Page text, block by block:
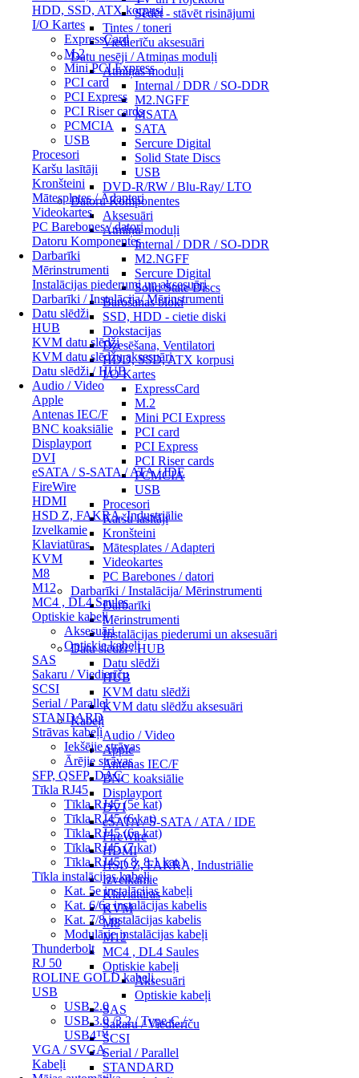
HDD, SSD, ATX korpusi
I/O Kartes
ExpressCard
M.2
Mini PCI Express
PCI card
PCI Express
PCI Riser cards
PCMCIA
USB
Procesori
Karšu lasītāji
Kronšteini
Mātesplates / Adapteri
Videokartes
PC Barebones / datori
Datoru Komponentes
Darbarīki
Mērinstrumenti
Instalācijas piederumi un aksesuāri
Darbarīki / Instalācija/ Mērinstrumenti
Datu slēdži
HUB
KVM datu slēdži
KVM datu slēdžu aksesuāri
Datu slēdži / HUB
Audio / Video
Apple
Antenas IEC/F
BNC koaksiālie
Displayport
DVI
eSATA / S-SATA / ATA / IDE
FireWire
HDMI
HSD Z, FAKRA, Industriālie
Izvelkamie
Klaviatūras
KVM
M8
M12
MC4 , DL4 Saules
Optiskie kabeļi
Aksesuāri
Optiskie kabeļi
SAS
Sakaru / Viedierīču
SCSI
Serial / Parallel
STANDARD
Strāvas kabeļi
Iekšējie strāvas
Ārējie strāvas
SFP, QSFP, DAC
Tīkla RJ45
Tīkla RJ45 (5e kat)
Tīkla RJ45 (6 kat)
Tīkla RJ45 (6a kat)
Tīkla RJ45 (7 kat)
Tīkla RJ45 ( 8, 8.1 kat.)
Tīkla instalācijas kabeļi
Kat. 5e instalācijas kabeļi
Kat. 6/6a instalācijas kabelis
Kat. 7/8 instalācijas kabelis
Modulārie instalācijas kabeļi
Thunderbolt
RJ 50
ROLINE GOLD kabeļi
USB
USB 2.0
USB 3.0 /3.2 / Type-C /
USB4™
VGA / SVGA
Kabeļi
Sēdēt - stāvēt risinājumi
Tintes / toneri
Viedierīču aksesuāri
Datu nesēji / Atmiņas moduļi
Atmiņas moduļi
Internal / DDR / SO-DDR
M2.NGFF
MSATA
SATA
Sercure Digital
Solid State Discs
USB
DVD-R/RW / Blu-Ray/ LTO
Datoru Komponentes
Aksesuāri
Atmiņu moduļi
Internal / DDR / SO-DDR
M2.NGFF
Sercure Digital
Solid State Discs
Barošanas bloki
SSD, HDD - cietie diski
Dokstacijas
Dzesēšana, Ventilatori
HDD, SSD, ATX korpusi
I/O Kartes
ExpressCard
M.2
Mini PCI Express
PCI card
PCI Express
PCI Riser cards
PCMCIA
USB
Procesori
Karšu lasītāji
Kronšteini
Mātesplates / Adapteri
Videokartes
PC Barebones / datori
Darbarīki / Instalācija/ Mērinstrumenti
Darbarīki
Mērinstrumenti
Instalācijas piederumi un aksesuāri
Datu slēdži / HUB
Datu slēdži
HUB
KVM datu slēdži
KVM datu slēdžu aksesuāri
Kabeļi
Audio / Video
Apple
Antenas IEC/F
BNC koaksiālie
Displayport
DVI
eSATA / S-SATA / ATA / IDE
FireWire
HDMI
HSD Z, FAKRA, Industriālie
Izvelkamie
Klaviatūras
KVM
M8
M12
MC4 , DL4 Saules
Optiskie kabeļi
Aksesuāri
Optiskie kabeļi
SAS
Sakaru / Viedierīču
SCSI
Serial / Parallel
STANDARD